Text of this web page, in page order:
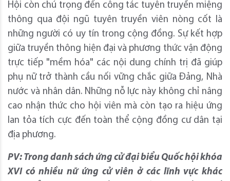
Hội còn chú trọng đến công tác tuyên truyền miệng
thông qua đội ngũ tuyên truyền viên nòng cốt là
những người có uy tín trong cộng đồng. Sự kết hợp
giữa truyền thông hiện đại và phương thức vận động
trực tiếp "mềm hóa" các nội dung chính trị đã giúp
phụ nữ trở thành cầu nối vững chắc giữa Đảng, Nhà
nước và nhân dân. Những nỗ lực này không chỉ nâng
cao nhận thức cho hội viên mà còn tạo ra hiệu ứng
lan tỏa tích cực đến toàn thể cộng đồng cư dân tại
địa phương.
PV: Trong danh sách ứng cử đại biểu Quốc hội khóa
XVI có nhiều nữ ứng cử viên ở các lĩnh vực khác